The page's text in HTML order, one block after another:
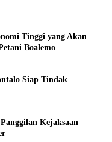
Tinggi yang Akan
Boalemo
Siap Tindak
Kejaksaan